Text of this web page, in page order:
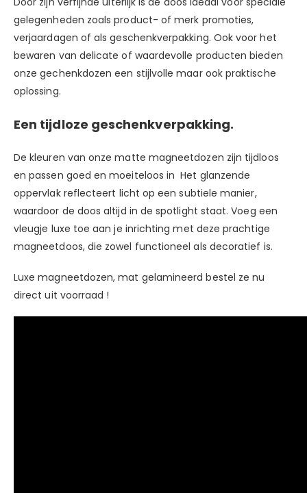
gelegenheden zoals product- of merk promoties,
verjaardagen of als geschenkverpakking. Ook voor het
bewaren van delicate of waardevolle producten bieden
onze gechenkdozen een stijlvolle maar ook praktische
oplossing.
Een tijdloze geschenkverpakking.
De kleuren van onze matte magneetdozen zijn tijdloos
en passen goed en moeiteloos in Het glanzende
oppervlak reflecteert licht op een subtiele manier,
waardoor de doos altijd in de spotlight staat. Voeg een
vleugje luxe toe aan je inrichting met deze prachtige
magneetdoos, die zowel functioneel als decoratief is.
Luxe magneetdozen, mat gelamineerd bestel ze nu
direct uit voorraad !